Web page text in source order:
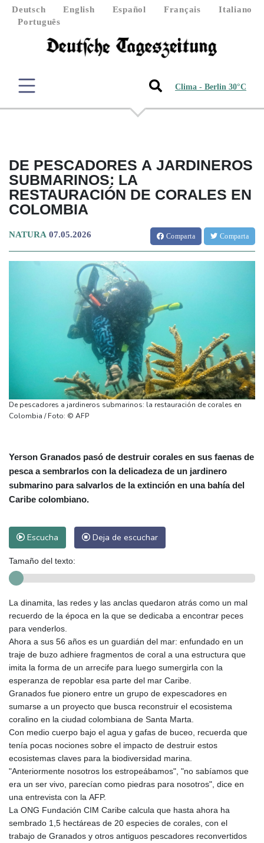
Deutsch English Español Français
Italiano
Português
Clima - Berlin 30°C
DE PESCADORES A JARDINEROS
SUBMARINOS: LA
RESTAURACIÓN DE CORALES EN
COLOMBIA
NATURA 07.05.2026 Comparta Comparta
De pescadores a jardineros submarinos: la restauración de corales en
Colombia / Foto: © AFP
Yerson Granados pasó de destruir corales en sus faenas de
pesca a sembrarlos con la delicadeza de un jardinero
submarino para salvarlos de la extinción en una bahía del
Caribe colombiano.
Escucha Deja de escuchar
Tamaño del texto:
La dinamita, las redes y las anclas quedaron atrás como un mal
recuerdo de la época en la que se dedicaba a encontrar peces
para venderlos.
Ahora a sus 56 años es un guardián del mar: enfundado en un
traje de buzo adhiere fragmentos de coral a una estructura que
imita la forma de un arrecife para luego sumergirla con la
esperanza de repoblar esa parte del mar Caribe.
Granados fue pionero entre un grupo de expescadores en
sumarse a un proyecto que busca reconstruir el ecosistema
coralino en la ciudad colombiana de Santa Marta.
Con medio cuerpo bajo el agua y gafas de buceo, recuerda que
tenía pocas nociones sobre el impacto de destruir estos
ecosistemas claves para la biodiversidad marina.
"Anteriormente nosotros los estropeábamos", "no sabíamos que
era un ser vivo, parecían como piedras para nosotros", dice en
una entrevista con la AFP.
La ONG Fundación CIM Caribe calcula que hasta ahora ha
sembrado 1,5 hectáreas de 20 especies de corales, con el
trabajo de Granados y otros antiguos pescadores reconvertidos